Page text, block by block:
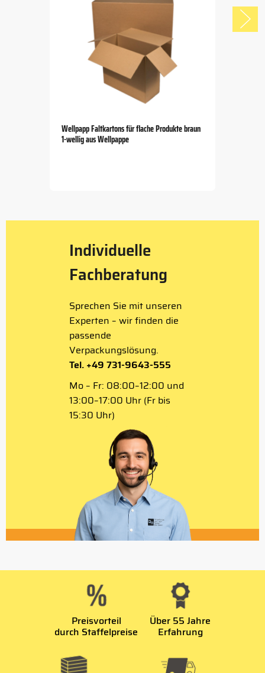
Wellpapp Faltkartons für flache Produkte braun
1-wellig aus Wellpappe
Individuelle
Fachberatung
Sprechen Sie mit unseren
Experten – wir finden die
passende
Verpackungslösung.
Tel. +49 731-9643-555
Mo – Fr: 08:00–12:00 und
13:00–17:00 Uhr (Fr bis
15:30 Uhr)
Preisvorteil
durch Staffelpreise
Über 55 Jahre
Erfahrung